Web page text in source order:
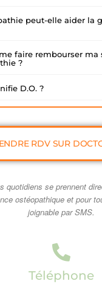
peut-elle aider la
faire rembourser ma
?
D.O. ?
RDV SUR
quotidiens se prennent
ostéopathique et pour
joignable par SMS.
Téléphone